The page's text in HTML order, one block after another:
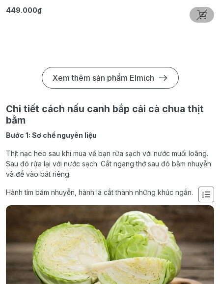
449.000₫
Xem thêm sản phẩm Elmich
Chi tiết cách nấu canh bắp cải cà chua thịt
bằm
Bước 1: Sơ chế nguyên liệu
Thịt nạc heo sau khi mua về bạn rửa sạch với nước muối loãng.
Sau đó rửa lại với nước sạch. Cắt ngang thớ sau đó băm nhuyễn
và để vào bát riêng.
Hành tím băm nhuyễn, hành lá cắt thành những khúc ngắn.